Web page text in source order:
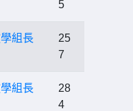
5
組長
25
7
組長
28
4